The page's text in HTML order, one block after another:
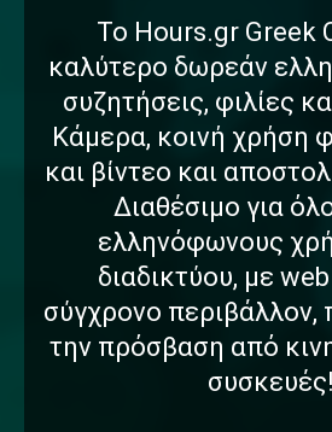
Το Hours.gr Greek
καλύτερο δωρεάν
συζητήσεις, φιλίες
Κάμερα, κοινή χρήση
και βίντεο και
Διαθέσιμο για
ελληνόφωνους
διαδικτύου, με
σύγχρονο περιβάλλον,
την πρόσβαση από
συσκευές!